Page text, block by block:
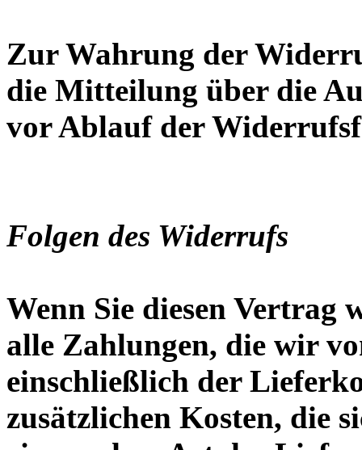
Zur Wahrung der
die Mitteilung über die
vor Ablauf der
Folgen des Widerrufs
Wenn Sie diesen
alle Zahlungen, die wir
einschließlich der
zusätzlichen Kosten, die